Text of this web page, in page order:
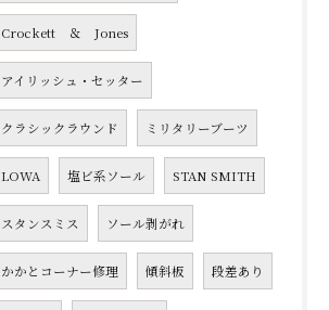
Crockett ＆ Jones
アイリッシュ・セッター
クラシックラウンド ミリタリーブーツ
LOWA 塩ビ系ソール STAN SMITH
スタンスミス ソール剥がれ
かかとコーナー修理 傾斜板 段差あり